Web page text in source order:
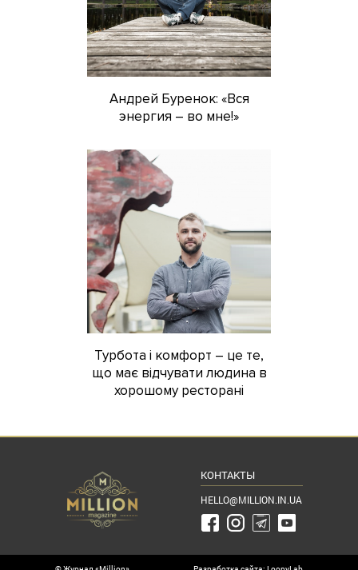
Андрей Буренок: «Вся
энергия – во мне!»
Турбота і комфорт – це те,
що має відчувати людина в
хорошому ресторані
КОНТАКТЫ
HELLO@MILLION.IN.UA